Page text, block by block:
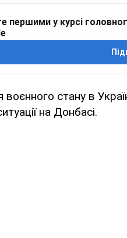
першими у курсі
стану в
на Донбасі.